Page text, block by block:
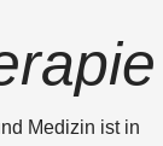
Medizin ist in